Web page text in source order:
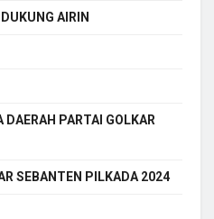
AIRIN
DAERAH PARTAI GOLKAR
SEBANTEN PILKADA 2024